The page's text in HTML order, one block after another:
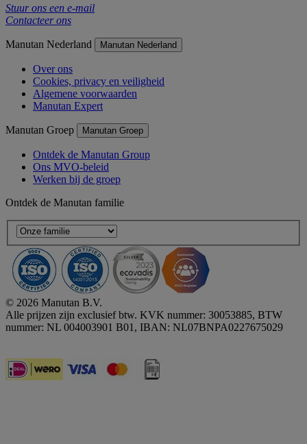
Stuur ons een e-mail
Contacteer ons
Manutan Nederland Manutan Nederland
Over ons
Cookies, privacy en veiligheid
Algemene voorwaarden
Manutan Expert
Manutan Groep Manutan Groep
Ontdek de Manutan Group
Ons MVO-beleid
Werken bij de groep
Ontdek de Manutan familie
© 2026 Manutan B.V.
Alle prijzen zijn exclusief btw. KVK nummer: 30053885, BTW
nummer: NL 004003901 B01, IBAN: NL07BNPA0227675029